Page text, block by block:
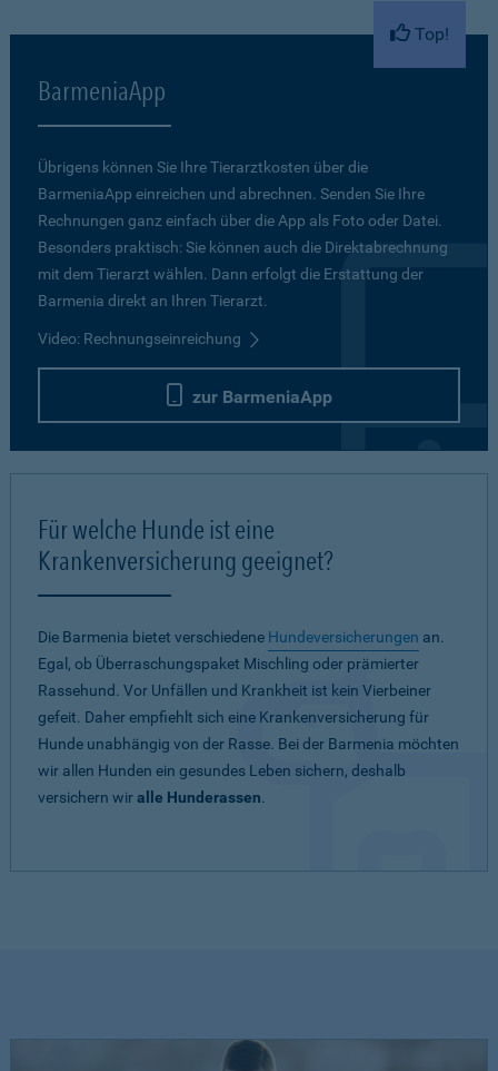
Top!
BarmeniaApp
Übrigens können Sie Ihre Tierarztkosten über die
BarmeniaApp einreichen und abrechnen. Senden Sie Ihre
Rechnungen ganz einfach über die App als Foto oder Datei.
Besonders praktisch: Sie können auch die Direktabrechnung
mit dem Tierarzt wählen. Dann erfolgt die Erstattung der
Barmenia direkt an Ihren Tierarzt.
Video: Rechnungseinreichung
zur BarmeniaApp
Für welche Hunde ist eine
Krankenversicherung geeignet?
Die Barmenia bietet verschiedene Hundeversicherungen an.
Egal, ob Überraschungspaket Mischling oder prämierter
Rassehund. Vor Unfällen und Krankheit ist kein Vierbeiner
gefeit. Daher empfiehlt sich eine Krankenversicherung für
Hunde unabhängig von der Rasse. Bei der Barmenia möchten
wir allen Hunden ein gesundes Leben sichern, deshalb
versichern wiralle Hunderassen.